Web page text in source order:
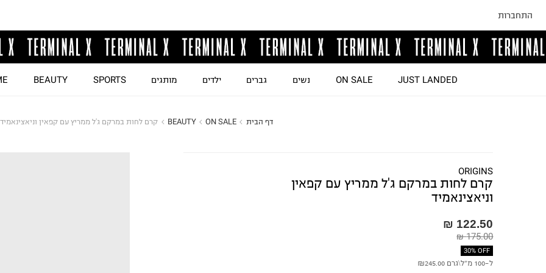
התחברות
JUST LANDED
ON SALE נשים גברים ילדים מותגים SPORTS
BEAUTY
דף הבית ON SALE
BEAUTY קרם לחות במרקם ג'ל ממריץ עם קפאין וניאצינאמיד
ORIGINS
קרם לחות במרקם ג'ל ממריץ עם קפאין
וניאצינאמיד
122.50 ₪
175.00 ₪
30% OFF
₪245.00
ל-100 מ"ל\גרם